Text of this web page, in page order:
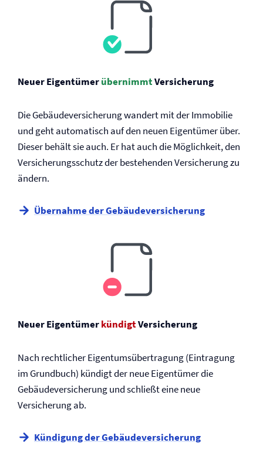
Neuer EigentümerübernimmtVersicherung
Die Gebäude­versicherung wandert mit der Immobilie
und geht automatisch auf den neuen Eigentümer über.
Dieser behält sie auch. Er hat auch die Möglichkeit, den
Versicherungsschutz der bestehenden Versicherung zu
ändern.
Übernahme der Gebäude­versicherung
Neuer EigentümerkündigtVersicherung
Nach rechtlicher Eigentumsübertragung (Eintragung
im Grundbuch) kündigt der neue Eigentümer die
Gebäude­versicherung und schließt eine neue
Versicherung ab.
Kündigung der Gebäude­versicherung